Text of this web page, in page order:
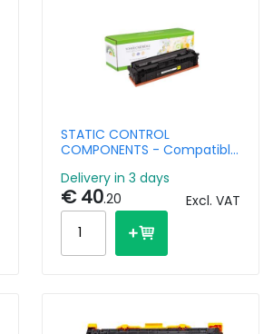
STATIC CONTROL
COMPONENTS - Compatible
Yellow High Capacity
Delivery in 3 days
€ 40.20 Excl. VAT